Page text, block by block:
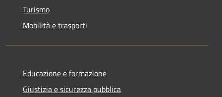
Turismo
Mobilità e trasporti
Educazione e formazione
Giustizia e sicurezza pubblica